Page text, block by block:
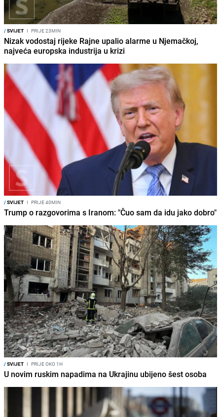
/SVIJET I PRIJE 23MIN
Nizak vodostaj rijeke Rajne upalio alarme u Njemačkoj,
najveća europska industrija u krizi
/SVIJET I PRIJE 40MIN
Trump o razgovorima s Iranom: "Čuo sam da idu jako dobro"
/SVIJET I PRIJE OKO 1H
U novim ruskim napadima na Ukrajinu ubijeno šest osoba